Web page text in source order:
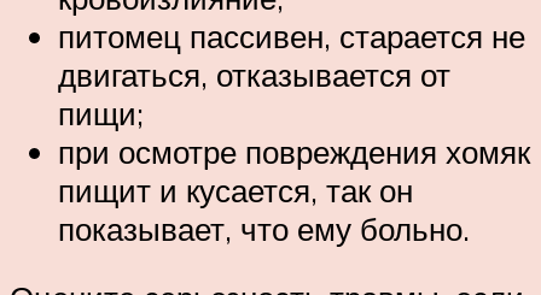
питомец пассивен, старается не
двигаться, отказывается от
пищи;
при осмотре повреждения хомяк
пищит и кусается, так он
показывает, что ему больно.